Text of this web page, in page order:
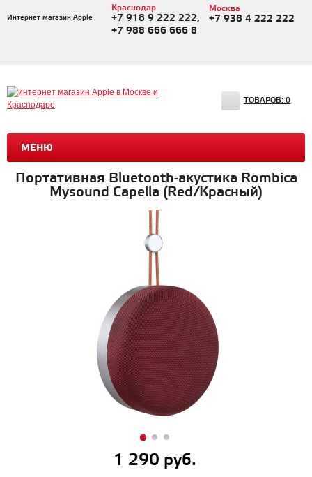
Интернет магазин Apple
Краснодар
+7 918 9 222 222,
+7 988 666 666 8
Москва
+7 938 4 222 222
МЕНЮ
ТОВАРОВ: 0
Портативная Bluetooth-акустика Rombica
Mysound Capella (Red/Красный)
1 290 руб.